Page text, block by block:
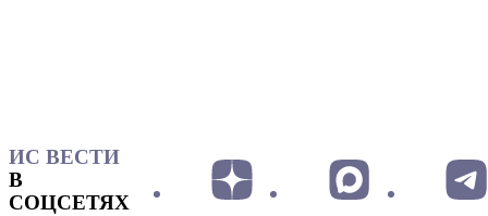
ИС ВЕСТИ
В
СОЦСЕТЯХ